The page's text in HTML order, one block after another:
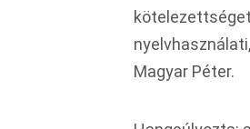
Magyar Péter.